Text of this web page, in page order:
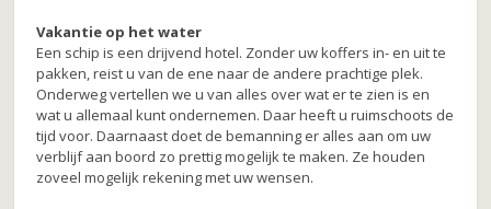
Vakantie op het water
Een schip is een drijvend hotel. Zonder uw koffers in- en uit te
pakken, reist u van de ene naar de andere prachtige plek.
Onderweg vertellen we u van alles over wat er te zien is en
wat u allemaal kunt ondernemen. Daar heeft u ruimschoots de
tijd voor. Daarnaast doet de bemanning er alles aan om uw
verblijf aan boord zo prettig mogelijk te maken. Ze houden
zoveel mogelijk rekening met uw wensen.